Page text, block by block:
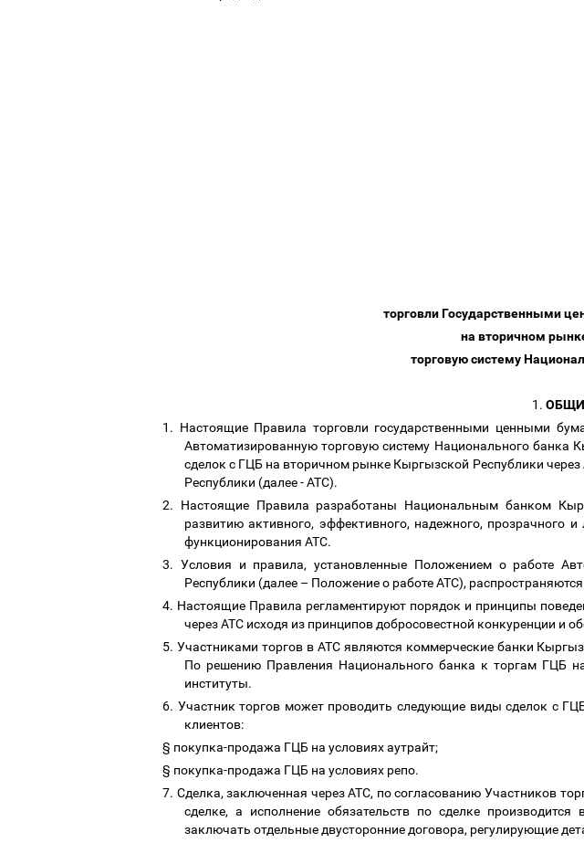
торговли Государственными
на вторичном
торговую систему
1.
1. Настоящие Правила торговли государственными ценными
Автоматизированную торговую систему Национального банка
сделок с ГЦБ на вторичном рынке Кыргызской Республики
Республики (далее - АТС).
2.
Настоящие Правила разработаны Национальным банком
развитию активного, эффективного, надежного, прозрачного
функционирования АТС.
3. Условия и правила, установленные Положением о работе
Республики (далее – Положение о работе АТС),
4. Настоящие Правила регламентируют порядок и принципы
через АТС исходя из принципов добросовестной конкуренции и
5. Участниками торгов в АТС являются коммерческие банки
По решению Правления Национального банка к торгам ГЦБ
институты.
6. Участник торгов может проводить следующие виды сделок с
клиентов:
§ покупка-продажа ГЦБ на условиях аутрайт;
§ покупка-продажа ГЦБ на условиях репо.
7. Сделка, заключенная через АТС, по согласованию Участников
сделке, а исполнение обязательств по сделке
заключать отдельные двусторонние договора, регулирующие